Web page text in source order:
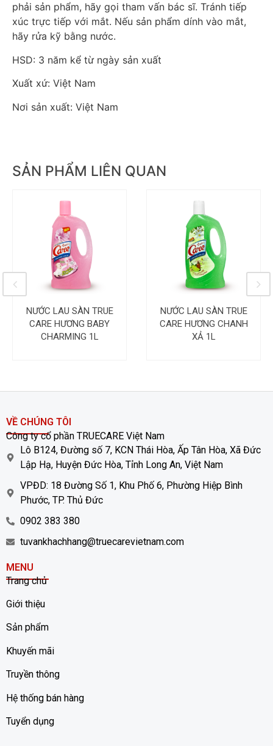
phải sản phẩm, hãy gọi tham vấn bác sĩ. Tránh tiếp
xúc trực tiếp với mắt. Nếu sản phẩm dính vào mắt,
hãy rửa kỹ bằng nước.
HSD: 3 năm kể từ ngày sản xuất
Xuất xứ: Việt Nam
Nơi sản xuất: Việt Nam
SẢN PHẨM LIÊN QUAN
NƯỚC LAU SÀN TRUE
CARE HƯƠNG BABY
CHARMING 1L
NƯỚC LAU SÀN TRUE
CARE HƯƠNG CHANH
XẢ 1L
VỀ CHÚNG TÔI
Công ty cổ phần TRUECARE Việt Nam
Lô B124, Đường số 7, KCN Thái Hòa, Ấp Tân Hòa, Xã Đức
Lập Hạ, Huyện Đức Hòa, Tỉnh Long An, Việt Nam
VPĐD: 18 Đường Số 1, Khu Phố 6, Phường Hiệp Bình
Phước, TP. Thủ Đức
0902 383 380
tuvankhachhang@truecarevietnam.com
MENU
Trang chủ
Giới thiệu
Sản phẩm
Khuyến mãi
Truyền thông
Hệ thống bán hàng
Tuyển dụng